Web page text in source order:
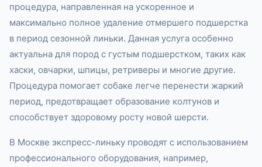
процедура, направленная на ускоренное и
максимально полное удаление отмершего подшерстка
в период сезонной линьки. Данная услуга особенно
актуальна для пород с густым подшерстком, таких как
хаски, овчарки, шпицы, ретриверы и многие другие.
Процедура помогает собаке легче перенести жаркий
период, предотвращает образование колтунов и
способствует здоровому росту новой шерсти.
В Москве экспресс-линьку проводят с использованием
профессионального оборудования, например,